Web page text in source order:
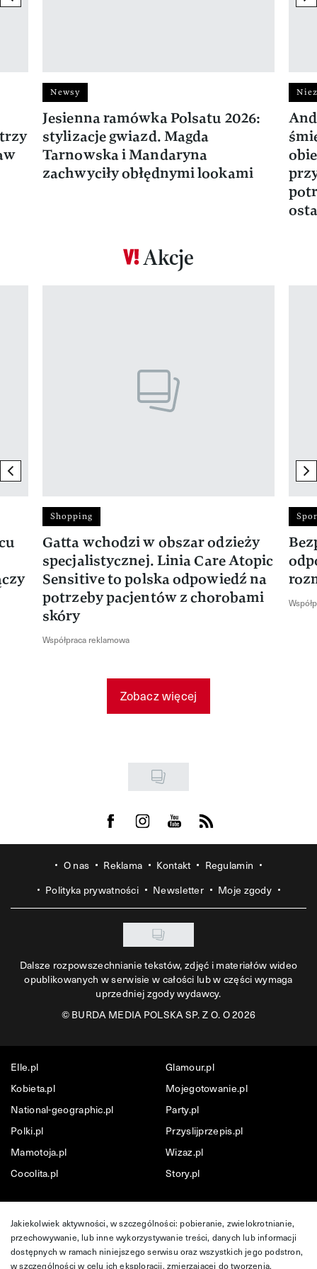
Newsy
Jesienna ramówka Polsatu 2026:
stylizacje gwiazd. Magda
Tarnowska i Mandaryna
zachwyciły obłędnymi lookami
Akcje
previous element
Shopping
Gatta wchodzi w obszar odzieży
specjalistycznej. Linia Care Atopic
Sensitive to polska odpowiedź na
potrzeby pacjentów z chorobami
skóry
Współpraca reklamowa
Zobacz więcej
Visit us on Facebook
Visit us on Instagram
Visit us on Youtube
Visit us on Rss
O nas Reklama Kontakt
Regulamin
Polityka prywatności
Newsletter Moje zgody
Dalsze rozpowszechnianie tekstów, zdjęć i materiałów wideo
opublikowanych w serwisie w całości lub w części wymaga
uprzedniej zgody wydawcy.
©BURDA MEDIA POLSKA SP. Z O. O 2026
Elle.pl
Glamour.pl
Kobieta.pl
Mojegotowanie.pl
National-geographic.pl
Party.pl
Polki.pl
Przyslijprzepis.pl
Mamotoja.pl
Wizaz.pl
Cocolita.pl
Story.pl
Jakiekolwiek aktywności, w szczególności: pobieranie, zwielokrotnianie,
przechowywanie, lub inne wykorzystywanie treści, danych lub informacji
dostępnych w ramach niniejszego serwisu oraz wszystkich jego podstron,
w szczególności w celu ich eksploracji, zmierzającej do tworzenia,